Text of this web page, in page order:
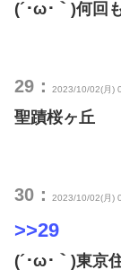
(´･ω･｀)何回
29： 2023/10/02(月)
聖蹟桜ヶ丘
30： 2023/10/02(月)
>>29
(´･ω･｀)東京